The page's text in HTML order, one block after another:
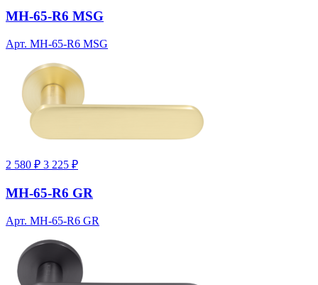
MH-65-R6 MSG
Арт. MH-65-R6 MSG
2 580 ₽ 3 225 ₽
MH-65-R6 GR
Арт. MH-65-R6 GR